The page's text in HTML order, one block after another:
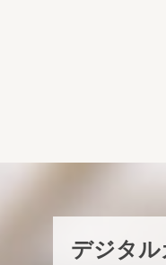
デジタ